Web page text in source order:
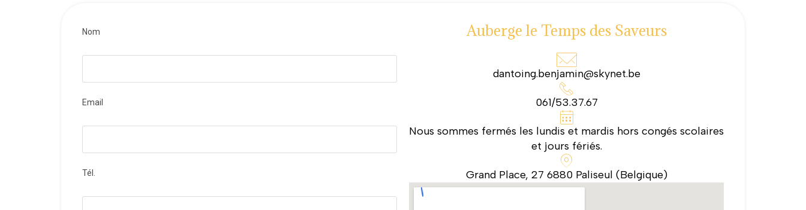
Nom
Email
Tél.
Auberge le Temps des Saveurs
dantoing.benjamin@skynet.be
061/53.37.67
Nous sommes fermés les lundis et mardis hors congés scolaires
et jours fériés.
Grand Place, 27 6880 Paliseul (Belgique)